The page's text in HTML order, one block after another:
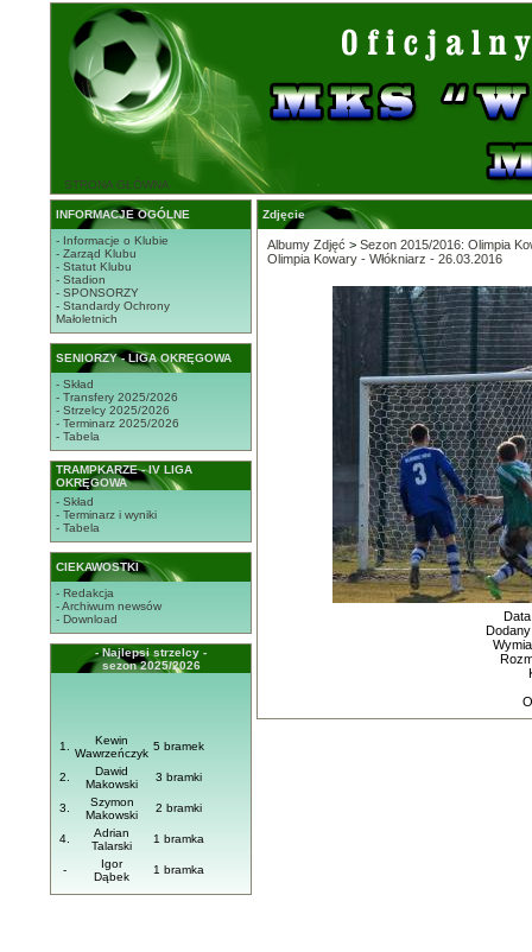
STRONA GŁÓWNA
INFORMACJE OGÓLNE
- Informacje o Klubie
- Zarząd Klubu
- Statut Klubu
- Stadion
- SPONSORZY
- Standardy Ochrony
Małoletnich
SENIORZY - LIGA OKRĘGOWA
- Skład
- Transfery 2025/2026
- Strzelcy 2025/2026
- Terminarz 2025/2026
- Tabela
TRAMPKARZE - IV LIGA
OKRĘGOWA
- Skład
- Terminarz i wyniki
- Tabela
CIEKAWOSTKI
- Redakcja
- Archiwum newsów
- Download
- Najlepsi strzelcy -
sezon 2025/2026
1.
Kewin
Wawrzeńczyk
5 bramek
2.
Dawid
Makowski
3 bramki
3.
Szymon
Makowski
2 bramki
4.
Adrian
Talarski
1 bramka
-
Igor
Dąbek
1 bramka
Zdjęcie
Albumy Zdjęć > Sezon 2015/2016: Olimpia
Olimpia Kowary - Włókniarz - 26.03.2016